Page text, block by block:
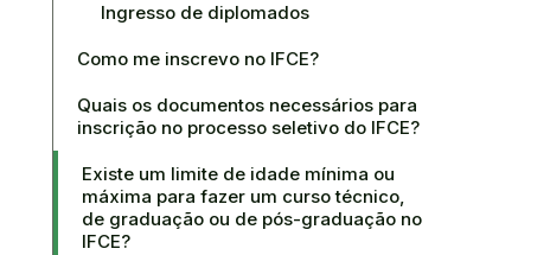
Ingresso de diplomados
Como me inscrevo no IFCE?
Quais os documentos necessários para
inscrição no processo seletivo do IFCE?
Existe um limite de idade mínima ou
máxima para fazer um curso técnico,
de graduação ou de pós-graduação no
IFCE?